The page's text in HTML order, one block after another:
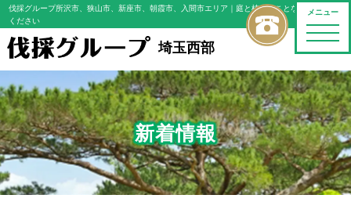
メニュー
toggle
伐採グループ所沢市、狭山市、新座市、朝霞市、入間市エリア ｜庭と植木のことならおまかせ
ください
埼玉西部
新着情報